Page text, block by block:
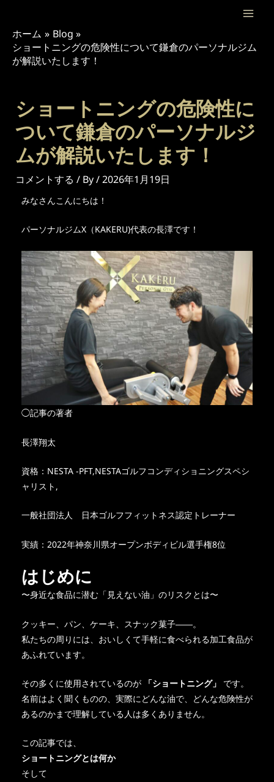
ホーム
Blog
ショートニングの危険性について鎌倉のパーソナルジム
が解説いたします！
ショートニングの危険性に
ついて鎌倉のパーソナルジ
ムが解説いたします！
コメントする / By/2026年1月19日
みなさんこんにちは！
パーソナルジムX（KAKERU)代表の長澤です！
◯記事の著者
長澤翔太
資格：NESTA -PFT,NESTAゴルフコンディショニングスペシ
ャリスト,
一般社団法人 日本ゴルフフィットネス認定トレーナー
実績：2022年神奈川県オープンボディビル選手権8位
はじめに
〜身近な食品に潜む「見えない油」のリスクとは〜
クッキー、パン、ケーキ、スナック菓子――。
私たちの周りには、おいしくて手軽に食べられる加工食品が
あふれています。
その多くに使用されているのが 「ショートニング」
です。
名前はよく聞くものの、実際にどんな油で、どんな危険性が
あるのかまで理解している人は多くありません。
この記事では、
ショートニングとは何か
そして
ナ
ビ
ゲ
ョ
ン